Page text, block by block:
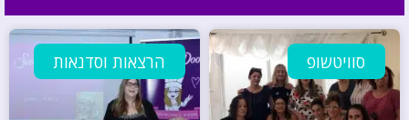
סוויטשופ הרצאות וסדנאות